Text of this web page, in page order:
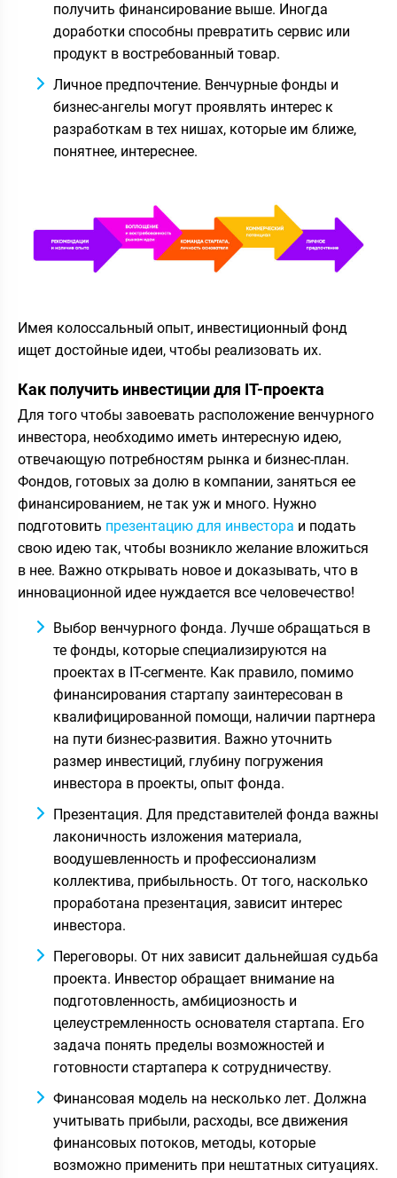
получить финансирование выше. Иногда
доработки способны превратить сервис или
продукт в востребованный товар.
Личное предпочтение. Венчурные фонды и
бизнес-ангелы могут проявлять интерес к
разработкам в тех нишах, которые им ближе,
понятнее, интереснее.
Имея колоссальный опыт, инвестиционный фонд
ищет достойные идеи, чтобы реализовать их.
Как получить инвестиции для IT-проекта
Для того чтобы завоевать расположение венчурного
инвестора, необходимо иметь интересную идею,
отвечающую потребностям рынка и бизнес-план.
Фондов, готовых за долю в компании, заняться ее
финансированием, не так уж и много. Нужно
подготовить презентацию для инвестора и подать
свою идею так, чтобы возникло желание вложиться
в нее. Важно открывать новое и доказывать, что в
инновационной идее нуждается все человечество!
Выбор венчурного фонда. Лучше обращаться в
те фонды, которые специализируются на
проектах в IT-сегменте. Как правило, помимо
финансирования стартапу заинтересован в
квалифицированной помощи, наличии партнера
на пути бизнес-развития. Важно уточнить
размер инвестиций, глубину погружения
инвестора в проекты, опыт фонда.
Презентация. Для представителей фонда важны
лаконичность изложения материала,
воодушевленность и профессионализм
коллектива, прибыльность. От того, насколько
проработана презентация, зависит интерес
инвестора.
Переговоры. От них зависит дальнейшая судьба
проекта. Инвестор обращает внимание на
подготовленность, амбициозность и
целеустремленность основателя стартапа. Его
задача понять пределы возможностей и
готовности стартапера к сотрудничеству.
Финансовая модель на несколько лет. Должна
учитывать прибыли, расходы, все движения
финансовых потоков, методы, которые
возможно применить при нештатных ситуациях.